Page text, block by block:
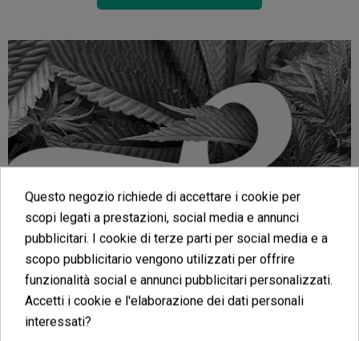
Questo negozio richiede di accettare i cookie per
scopi legati a prestazioni, social media e annunci
pubblicitari. I cookie di terze parti per social media e a
scopo pubblicitario vengono utilizzati per offrire
funzionalità social e annunci pubblicitari personalizzati.
Accetti i cookie e l'elaborazione dei dati personali
interessati?